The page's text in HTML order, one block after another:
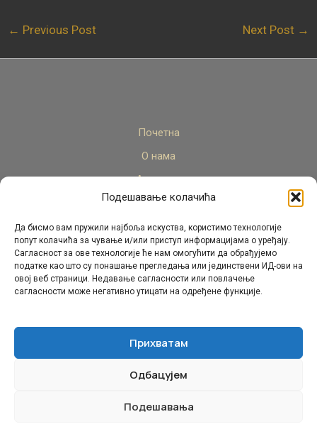
Подешавање колачића
Да бисмо вам пружили најбоља искуства, користимо технологије
попут колачића за чување и/или приступ информацијама о уређају.
Сагласност за ове технологије ће нам омогућити да обрађујемо
податке као што су понашање прегледања или јединствени ИД-ови на
овој веб страници. Недавање сагласности или повлачење
сагласности може негативно утицати на одређене функције.
Прихватам
Одбацујем
Подешавања
← Previous Post Next Post →
Почетна
О нама
Актуелно
Стручни кадар
Пројекти
Архива
Контакт
© Републички педагошки завод Републике Српске.